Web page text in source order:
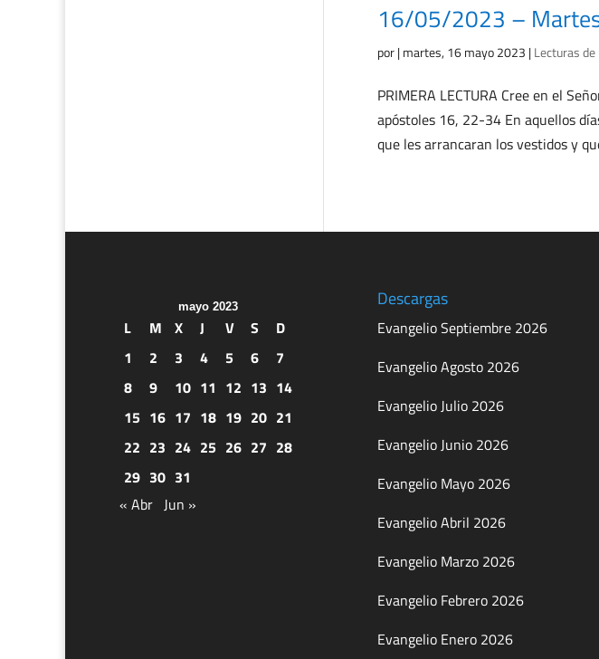
16/05/2023 – Martes
por|martes, 16 mayo 2023 |Lecturas
PRIMERA LECTURA Cree en el
apóstoles 16, 22-34 En aquellos
que les arrancaran los vestidos y
mayo 2023
L M X J V S
D
1
2 3 4 5 6
7
8
9 10 11 12 13 14
15 16 17 18 19 20 21
22 23 24 25 26 27 28
29 30 31
« Abr Jun »
Descargas
Evangelio Septiembre 2026
Evangelio Agosto 2026
Evangelio Julio 2026
Evangelio Junio 2026
Evangelio Mayo 2026
Evangelio Abril 2026
Evangelio Marzo 2026
Evangelio Febrero 2026
Evangelio Enero 2026